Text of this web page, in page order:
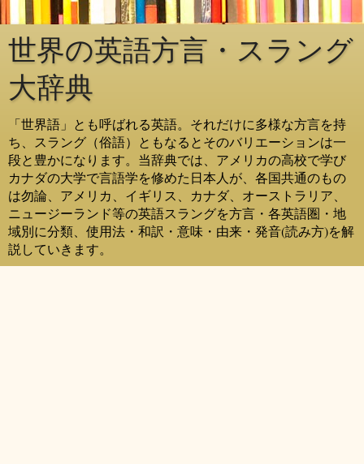
世界の英語方言・スラング
大辞典
「世界語」とも呼ばれる英語。それだけに多様な方言を持
ち、スラング（俗語）ともなるとそのバリエーションは一
段と豊かになります。当辞典では、アメリカの高校で学び
カナダの大学で言語学を修めた日本人が、各国共通のもの
は勿論、アメリカ、イギリス、カナダ、オーストラリア、
ニュージーランド等の英語スラングを方言・各英語圏・地
域別に分類、使用法・和訳・意味・由来・発音(読み方)を解
説していきます。